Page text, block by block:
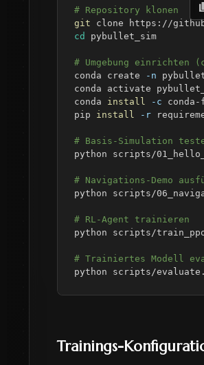
# Repository klonen
git
cd
# Umgebung einrichten
conda create
-n
conda install -c
pip install -r
# Basis-Simulation
# Navigations-Demo
# RL-Agent trainieren
python scripts/
# Trainiertes Modell
python scripts/
Trainings-